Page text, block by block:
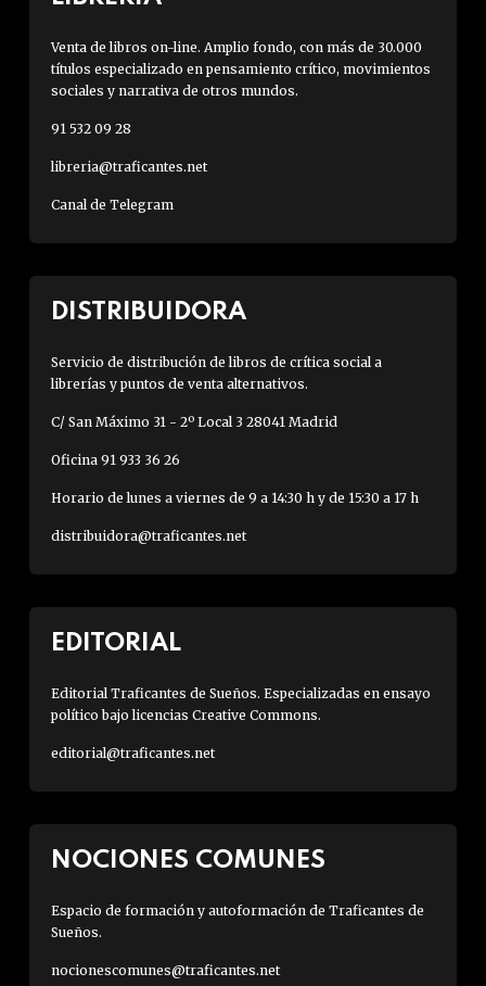
Venta de libros on-line. Amplio fondo, con más de 30.000
títulos especializado en pensamiento crítico, movimientos
sociales y narrativa de otros mundos.
91 532 09 28
libreria@traficantes.net
Canal de Telegram
DISTRIBUIDORA
Servicio de distribución de libros de crítica social a
librerías y puntos de venta alternativos.
C/ San Máximo 31 - 2º Local 3 28041 Madrid
Oficina 91 933 36 26
Horario de lunes a viernes de 9 a 14:30 h y de 15:30 a 17 h
distribuidora@traficantes.net
EDITORIAL
Editorial Traficantes de Sueños. Especializadas en ensayo
político bajo licencias Creative Commons.
editorial@traficantes.net
NOCIONES COMUNES
Espacio de formación y autoformación de Traficantes de
Sueños.
nocionescomunes@traficantes.net